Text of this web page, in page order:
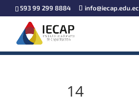
593 99 299 8884 info@iecap.edu.ec
14